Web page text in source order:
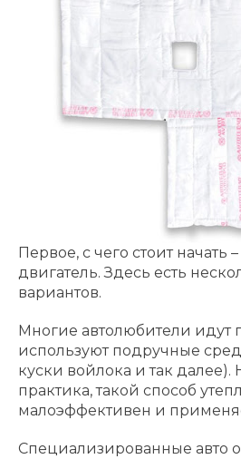
Первое, с чего стоит начать
двигатель. Здесь есть
вариантов.
Многие автолюбители идут
используют подручные
куски войлока и так далее).
практика, такой способ
малоэффективен и
Специализированные авто